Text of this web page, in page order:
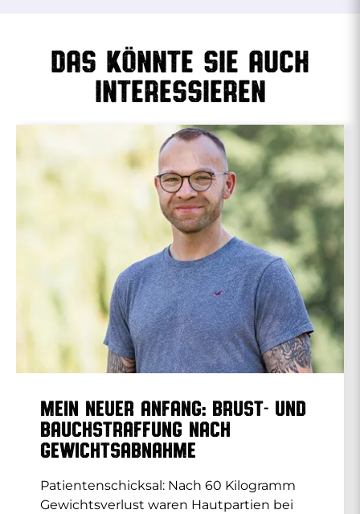
Das könnte sie auch
interessieren
Mein neuer Anfang: Brust- und
Bauchstraffung nach
Gewichtsabnahme
Patientenschicksal: Nach 60 Kilogramm
Gewichtsverlust waren Hautpartien bei